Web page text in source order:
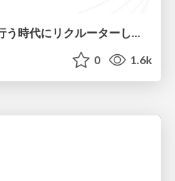
AIが99%の採用業務を行う時代にリクルーターしかできない「1%」のこと
0 1.6k